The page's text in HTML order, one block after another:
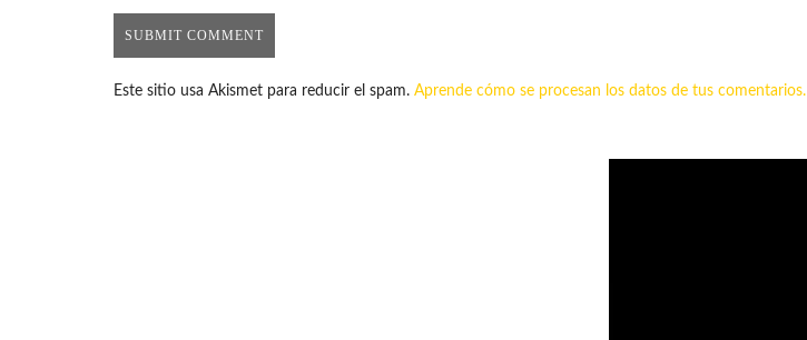
Este sitio usa Akismet para reducir el spam. Aprende cómo se procesan los datos de tus comentarios.